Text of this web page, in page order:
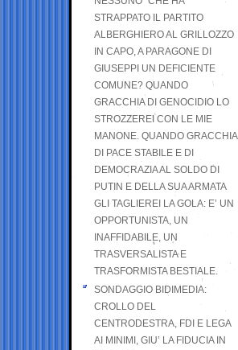
STRAPPATO IL PARTITO
ALBERGHIERO AL GRILLOZZO
IN CAPO, A PARAGONE DI
GIUSEPPI UN DEFICIENTE
COMUNE? QUANDO
GRACCHIA DI GENOCIDIO LO
STROZZEREI CON LE MIE
MANONE. QUANDO GRACCHIA
DI PACE STABILE E DI
DEMOCRAZIA AL SOLDO DI
PUTIN E DELLA SUA ARMATA
GLI TAGLIEREI LA GOLA: E’ UN
OPPORTUNISTA, UN
INAFFIDABILE, UN
TRASVERSALISTA E
TRASFORMISTA BESTIALE.
SONDAGGIO BIDIMEDIA:
CROLLO DEL
CENTRODESTRA, FDI E LEGA
AI MINIMI, GIU’ LA FIDUCIA IN